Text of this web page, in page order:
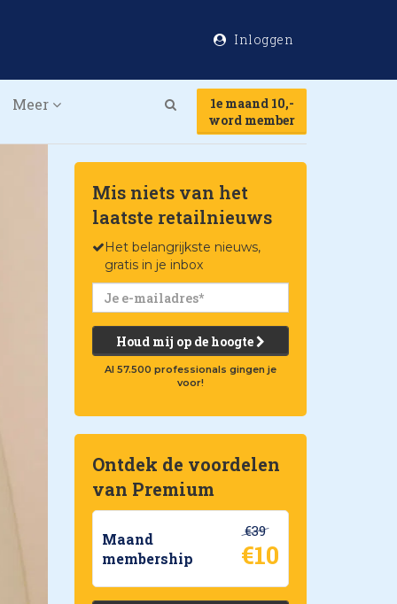
Inloggen
Meer
1e maand 10,-
word member
Mis niets van het
laatste retailnieuws
Het belangrijkste nieuws,
gratis in je inbox
Houd mij op de hoogte
Al 57.500 professionals gingen je
voor!
Ontdek de voordelen
van Premium
Maand
membership
€39
€10